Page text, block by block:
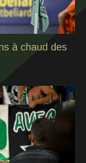
à chaud des